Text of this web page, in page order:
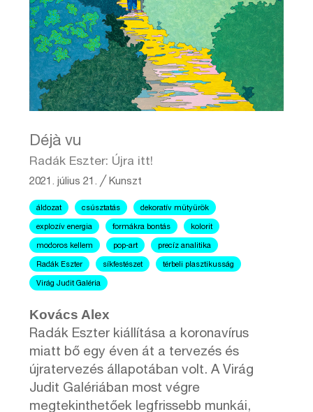
Déjà vu
Radák Eszter: Újra itt!
2021. július 21. ╱ Kunszt
áldozat csúsztatás dekoratív mütyürök
explozív energia formákra bontás kolorit
modoros kellem pop-art precíz analitika
Radák Eszter síkfestészet térbeli plasztikusság
Virág Judit Galéria
Kovács Alex
Radák Eszter kiállítása a koronavírus
miatt bő egy éven át a tervezés és
újratervezés állapotában volt. A Virág
Judit Galériában most végre
megtekinthetőek legfrissebb munkái,